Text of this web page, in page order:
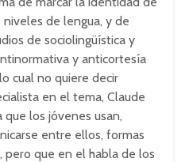
de lengua, y de
de sociolingüística y
y anticortesía
cual no quiere decir
en el tema, Claude
los jóvenes usan,
entre ellos, formas
pero que en el habla de los